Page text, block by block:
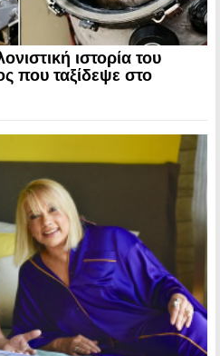
ιστορία του
που ταξίδεψε στο